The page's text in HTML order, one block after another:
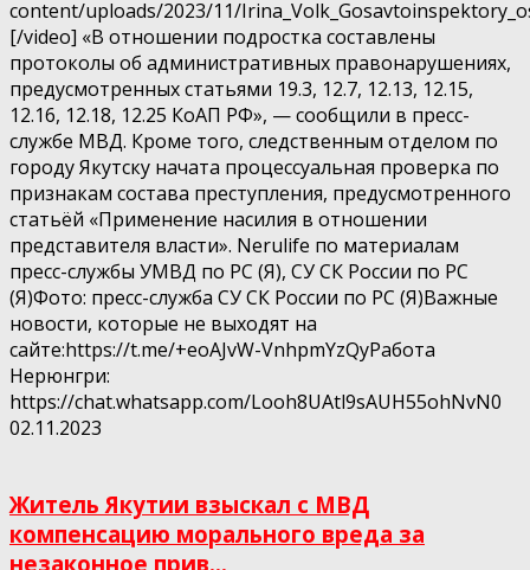
content/uploads/2023/11/
[/video] «В отношении подростка составлены
протоколы об административных правонарушениях,
предусмотренных статьями 19.3, 12.7, 12.13, 12.15,
12.16, 12.18, 12.25 КоАП РФ», — сообщили в пресс-
службе МВД. Кроме того, следственным отделом по
городу Якутску начата процессуальная проверка по
признакам состава преступления, предусмотренного
статьёй «Применение насилия в отношении
представителя власти». Nerulife по материалам
пресс-службы УМВД по РС (Я), СУ СК России по РС
(Я)Фото: пресс-служба СУ СК России по РС (Я)Важные
новости, которые не выходят на
сайте:https://t.me/+eoAJvW-VnhpmYzQyРабота
Нерюнгри:
https://chat.whatsapp.com/Looh8UAtl9sAUH55ohNvN0
02.11.2023
Житель Якутии взыскал с МВД
компенсацию морального вреда за
незаконное прив...